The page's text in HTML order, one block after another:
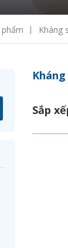
Kháng
Sắp